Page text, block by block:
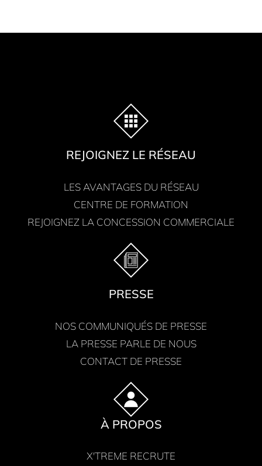
REJOIGNEZ LE RÉSEAU
LES AVANTAGES DU RÉSEAU
CENTRE DE FORMATION
REJOIGNEZ LA CONCESSION COMMERCIALE
PRESSE
NOS COMMUNIQUÉS DE PRESSE
LA PRESSE PARLE DE NOUS
CONTACT DE PRESSE
À PROPOS
X'TREME RECRUTE